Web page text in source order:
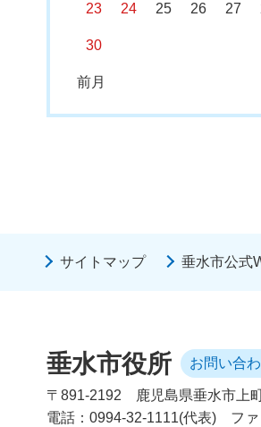
23 24 25 26 27
30
前月
サイトマップ 垂水市公式
垂水市役所 お問い合
〒891-2192
鹿児島県垂水市上
電話：0994-32-1111(代表)
フ